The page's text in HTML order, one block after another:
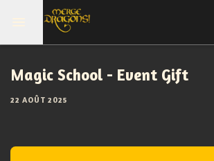
Magic School - Event Gift
22 AOÛT 2025